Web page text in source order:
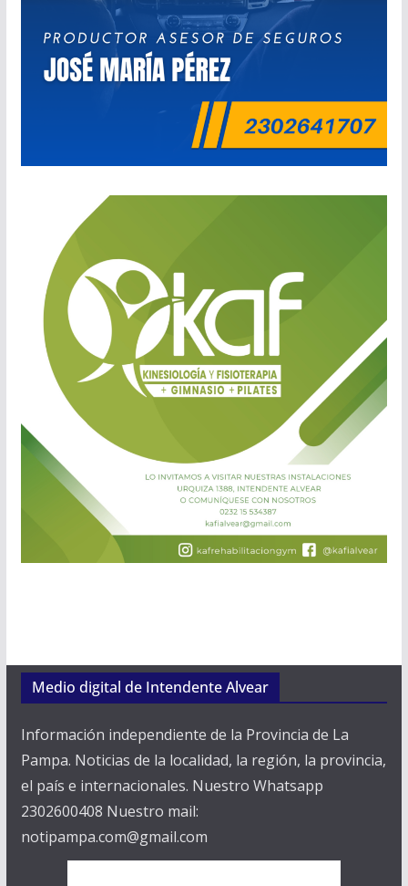
Medio digital de Intendente Alvear
Información independiente de la Provincia de La
Pampa. Noticias de la localidad, la región, la provincia,
el país e internacionales. Nuestro Whatsapp
2302600408 Nuestro mail:
notipampa.com@gmail.com